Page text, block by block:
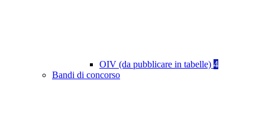
OIV (da pubblicare in tabelle) 4
Bandi di concorso